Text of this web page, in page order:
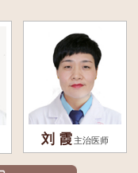
刘 霞 主治医师